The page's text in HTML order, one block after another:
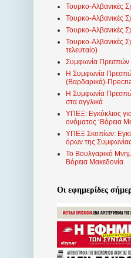
Τουρκο-Αλβανικές
Τουρκο-Αλβανικές
Τουρκο-Αλβανικές
Τουρκο-Αλβανικές
τελευταίο)
Συμφωνία Πρεσπών
Η Συμφωνία
(Βαρδαρικά)-
Η Συμφωνία
στα αγγλικά
ΥΠΕΞ: Εγκύκλιος
ονόματος ‘Βόρεια
ΥΠΕΞ Σκοπίων:
όρων της
Το Βουλγαρικό
Βόρεια Μακεδονία
Οι εφημερίδες